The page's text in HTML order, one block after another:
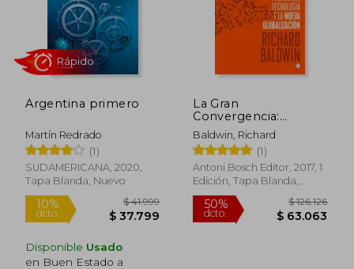
Argentina primero
Martín Redrado
(1)
SUDAMERICANA, 2020,
Tapa Blanda, Nuevo
Rápido
Disponible Usado
en Buen Estado a
La Gran
Convergencia:
Migración, Tecnología
Y La Nueva
Globalización
Baldwin, Richard
(1)
Antoni Bosch Editor, 2017, 1
Edición, Tapa Blanda,
Nuevo